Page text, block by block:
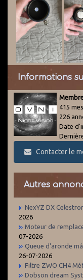
Informations
415
226
Date
Contacter le
Autres
NexYZ DX
2026
Moteur de
07-2026
Queue d'aronde
26-07-2026
Filtre ZWO CH4
Dobson dream